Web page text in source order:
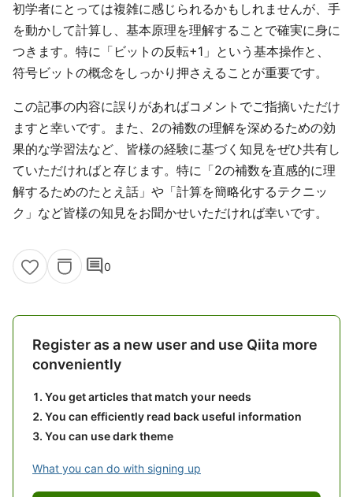
初学者にとっては複雑に感じられるかもしれませんが、手
を動かして計算し、基本原理を理解することで確実に身に
つきます。特に「ビットの反転+1」という基本操作と、
符号ビットの概念をしっかり押さえることが重要です。
この記事の内容に誤りがあればコメントでご指摘いただけ
ますと幸いです。また、2の補数の理解を深めるための効
果的な学習法など、皆様の経験に基づく知見をぜひ共有し
ていただければと存じます。特に「2の補数を直感的に理
解するためのたとえ話」や「計算を簡略化するテクニッ
ク」など皆様の知見をお聞かせいただければ幸いです。
comment0
Register as a new user and use Qiita more
conveniently
You get articles that match your needs
You can efficiently read back useful information
You can use dark theme
What you can do with signing up